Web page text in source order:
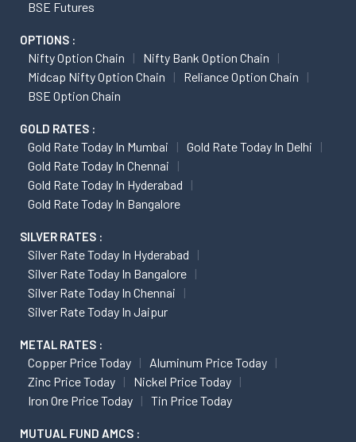
BSE Futures
OPTIONS :
Nifty Option Chain
Nifty Bank Option Chain
Midcap Nifty Option Chain
Reliance Option Chain
BSE Option Chain
GOLD RATES :
Gold Rate Today In Mumbai
Gold Rate Today In Delhi
Gold Rate Today In Chennai
Gold Rate Today In Hyderabad
Gold Rate Today In Bangalore
SILVER RATES :
Silver Rate Today In Hyderabad
Silver Rate Today In Bangalore
Silver Rate Today In Chennai
Silver Rate Today In Jaipur
METAL RATES :
Copper Price Today
Aluminum Price Today
Zinc Price Today
Nickel Price Today
Iron Ore Price Today
Tin Price Today
MUTUAL FUND AMCS :